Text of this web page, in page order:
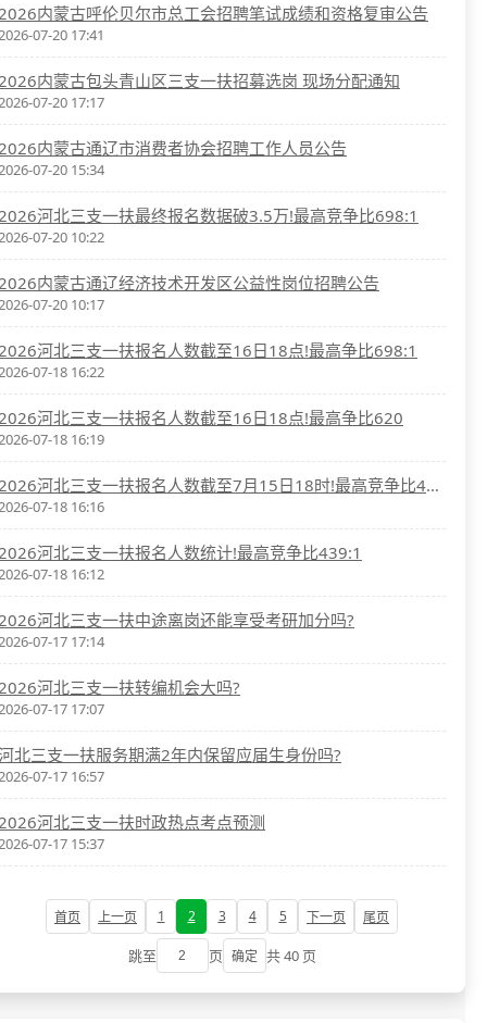
内蒙古呼伦贝尔市总工会招聘笔试成绩和资格复审公告
07-20 17:41
内蒙古包头青山区三支一扶招募选岗 现场分配通知
07-20 17:17
内蒙古通辽市消费者协会招聘工作人员公告
07-20 15:34
河北三支一扶最终报名数据破3.5万!最高竞争比698:1
07-20 10:22
内蒙古通辽经济技术开发区公益性岗位招聘公告
07-20 10:17
河北三支一扶报名人数截至16日18点!最高争比698:1
07-18 16:22
河北三支一扶报名人数截至16日18点!最高争比620
07-18 16:19
2026河北三支一扶报名人数截至7月15日18时!最高竞争比439:1
07-18 16:16
河北三支一扶报名人数统计!最高竞争比439:1
07-18 16:12
河北三支一扶中途离岗还能享受考研加分吗?
07-17 17:14
河北三支一扶转编机会大吗?
07-17 17:07
北三支一扶服务期满2年内保留应届生身份吗?
07-17 16:57
河北三支一扶时政热点考点预测
07-17 15:37
首页 上一页 1 2 3 4 5 下一页 尾页
跳至 页 确定 共 40 页